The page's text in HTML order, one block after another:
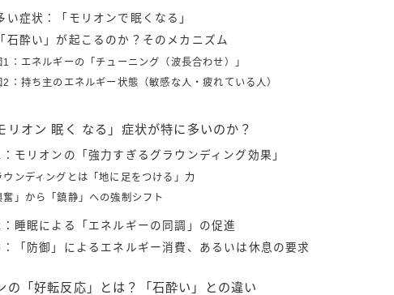
い症状：「モリオンで眠くなる」
石酔い」が起こるのか？そのメカニズム
1：エネルギーの「チューニング（波長合わせ）」
2：持ち主のエネルギー状態（敏感な人・疲れている人）
リオン 眠く なる」症状が特に多いのか？
モリオンの「強力すぎるグラウンディング効果」
ウンディングとは「地に足をつける」力
奮」から「鎮静」への強制シフト
睡眠による「エネルギーの同調」の促進
「防御」によるエネルギー消費、あるいは休息の要求
の「好転反応」とは？「石酔い」との違い